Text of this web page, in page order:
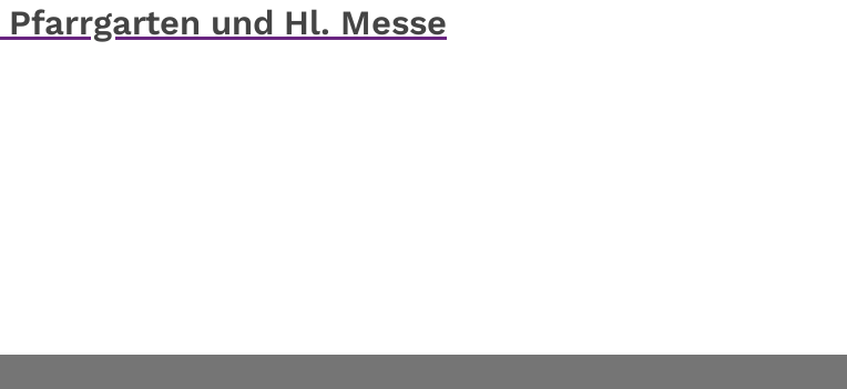
und Hl. Messe